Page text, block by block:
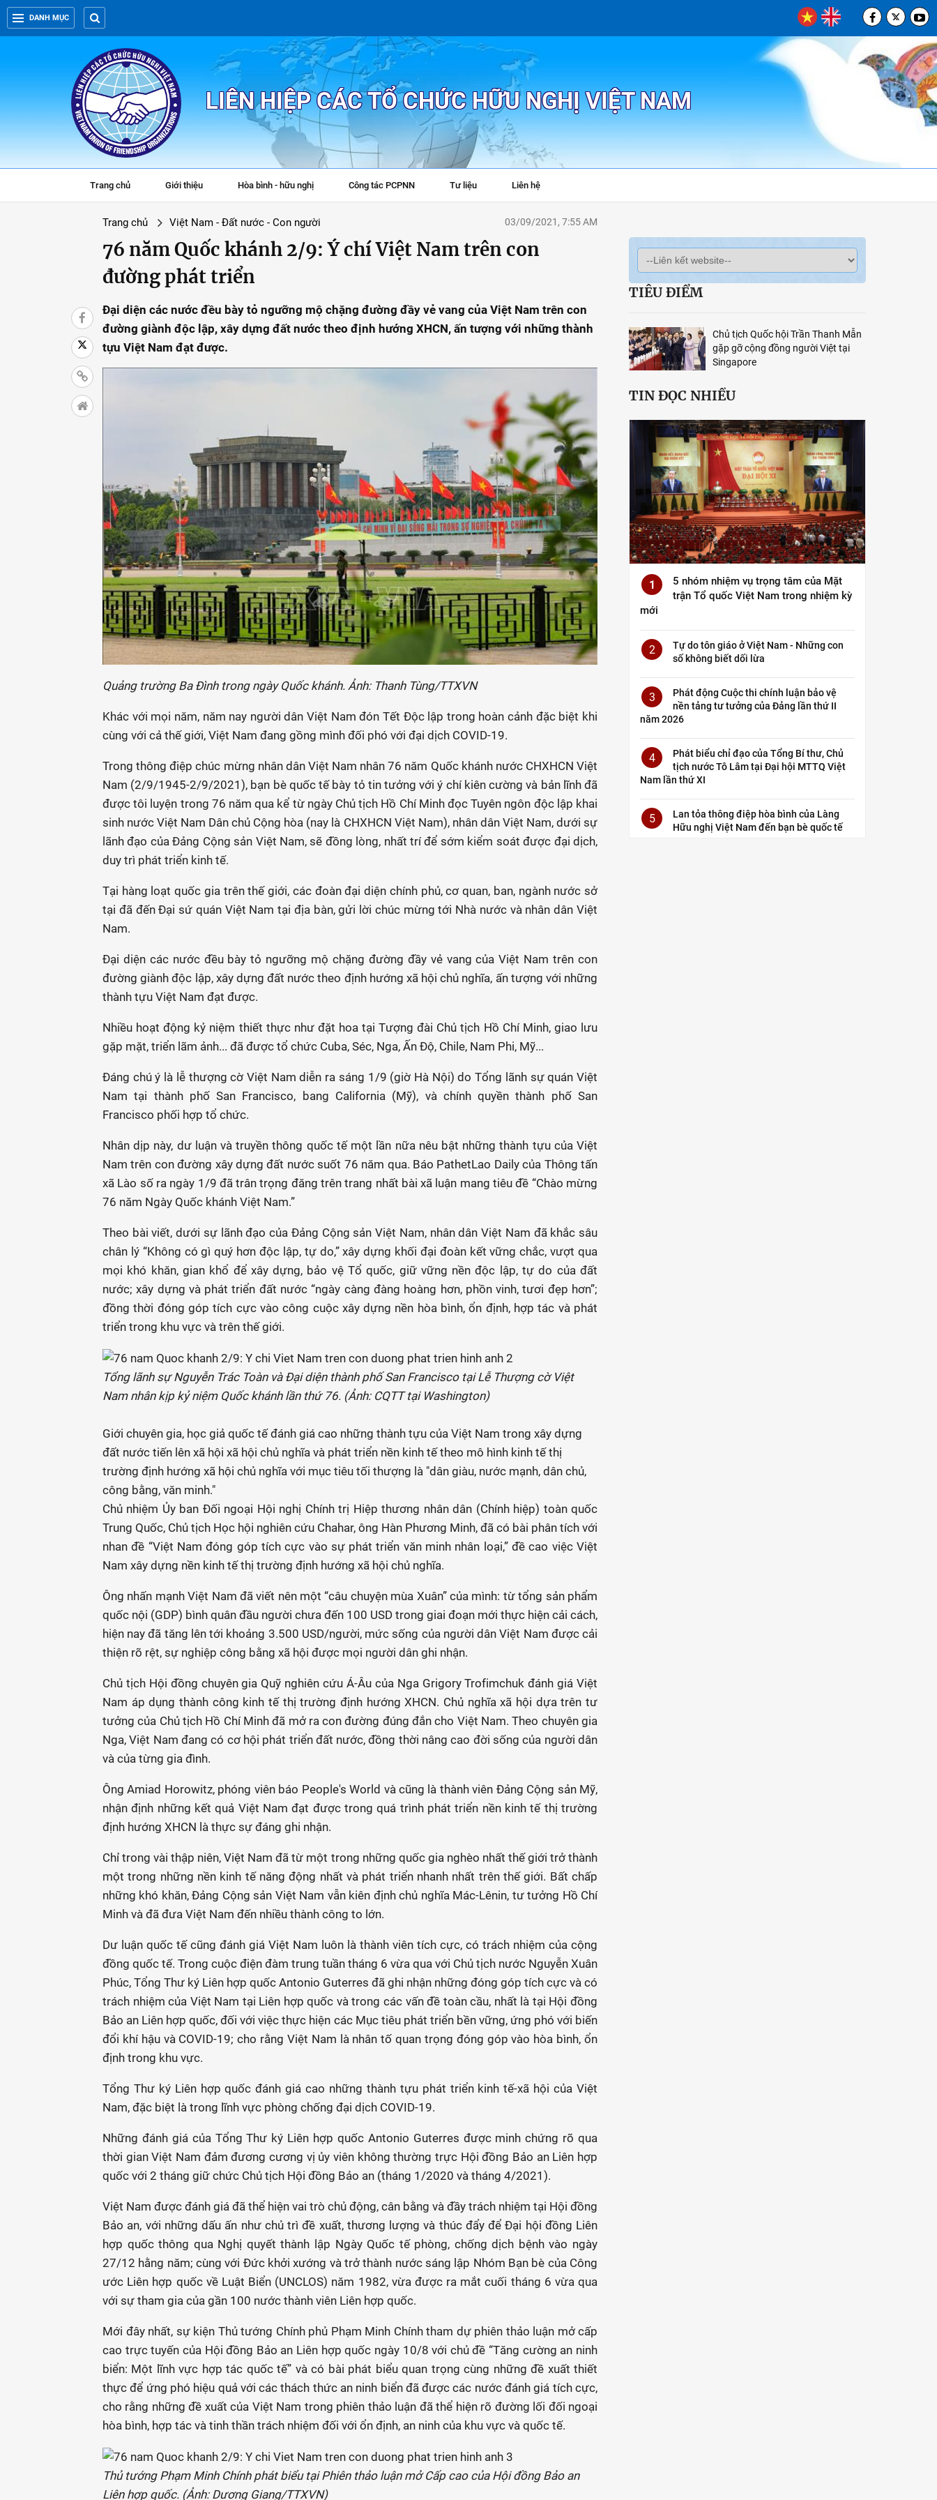
DANH MỤC
LIÊN HIỆP CÁC TỔ CHỨC HỮU NGHỊ VIỆT NAM
Trang chủ Giới thiệu Hòa bình - hữu nghị Công tác PCPNN Tư liệu Liên hệ
Trang chủ Việt Nam - Đất nước - Con người 03/09/2021, 7:55 AM
76 năm Quốc khánh 2/9: Ý chí Việt Nam trên con
đường phát triển
Đại diện các nước đều bày tỏ ngưỡng mộ chặng đường đầy vẻ vang của Việt Nam trên con
đường giành độc lập, xây dựng đất nước theo định hướng XHCN, ấn tượng với những thành
tựu Việt Nam đạt được.
Quảng trường Ba Đình trong ngày Quốc khánh. Ảnh: Thanh Tùng/TTXVN
Khác với mọi năm, năm nay người dân Việt Nam đón Tết Độc lập trong hoàn cảnh đặc biệt khi
cùng với cả thế giới, Việt Nam đang gồng mình đối phó với đại dịch COVID-19.
Trong thông điệp chúc mừng nhân dân Việt Nam nhân 76 năm Quốc khánh nước CHXHCN Việt
Nam (2/9/1945-2/9/2021), bạn bè quốc tế bày tỏ tin tưởng với ý chí kiên cường và bản lĩnh đã
được tôi luyện trong 76 năm qua kể từ ngày Chủ tịch Hồ Chí Minh đọcTuyên ngôn độc lập khai
sinh nước Việt Nam Dân chủ Cộng hòa (nay là CHXHCN Việt Nam), nhân dân Việt Nam, dưới sự
lãnh đạo của Đảng Cộng sản Việt Nam, sẽ đồng lòng, nhất trí để sớm kiểm soát được đại dịch,
duy trì phát triển kinh tế.
Tại hàng loạt quốc gia trên thế giới, các đoàn đại diện chính phủ, cơ quan, ban, ngành nước sở
tại đã đến Đại sứ quán Việt Nam tại địa bàn, gửi lời chúc mừng tới Nhà nước và nhân dân Việt
Nam.
Đại diện các nước đều bày tỏ ngưỡng mộ chặng đường đầy vẻ vang của Việt Nam trên con
đường giành độc lập, xây dựng đất nước theo định hướng xã hội chủ nghĩa, ấn tượng với những
thành tựu Việt Nam đạt được.
Nhiều hoạt động kỷ niệm thiết thực như đặt hoa tại Tượng đài Chủ tịch Hồ Chí Minh, giao lưu
gặp mặt, triển lãm ảnh... đã được tổ chức Cuba, Séc, Nga, Ấn Độ, Chile, Nam Phi, Mỹ...
Đáng chú ý là lễ thượng cờ Việt Nam diễn ra sáng 1/9 (giờ Hà Nội) do Tổng lãnh sự quán Việt
Nam tại thành phố San Francisco, bang California (Mỹ), và chính quyền thành phố San
Francisco phối hợp tổ chức.
Nhân dịp này, dư luận và truyền thông quốc tế một lần nữa nêu bật những thành tựu của Việt
Nam trên con đường xây dựng đất nước suốt 76 năm qua. Báo PathetLao Daily của Thông tấn
xã Lào số ra ngày 1/9 đã trân trọng đăng trên trang nhất bài xã luận mang tiêu đề “Chào mừng
76 năm Ngày Quốc khánh Việt Nam.”
Theo bài viết, dưới sự lãnh đạo của Đảng Cộng sản Việt Nam, nhân dân Việt Nam đã khắc sâu
chân lý “Không có gì quý hơn độc lập, tự do,” xây dựng khối đại đoàn kết vững chắc, vượt qua
mọi khó khăn, gian khổ để xây dựng, bảo vệ Tổ quốc, giữ vững nền độc lập, tự do của đất
nước; xây dựng và phát triển đất nước “ngày càng đàng hoàng hơn, phồn vinh, tươi đẹp hơn”;
đồng thời đóng góp tích cực vào công cuộc xây dựng nền hòa bình, ổn định, hợp tác và phát
triển trong khu vực và trên thế giới.
Tổng lãnh sự Nguyễn Trác Toàn và Đại diện thành phố San Francisco tại Lễ Thượng cờ Việt
Nam nhân kịp kỷ niệm Quốc khánh lần thứ 76. (Ảnh: CQTT tại Washington)
Giới chuyên gia, học giả quốc tế đánh giá cao những thành tựu của Việt Nam trong xây dựng
đất nước tiến lên xã hội xã hội chủ nghĩa và phát triển nền kinh tế theo mô hình kinh tế thị
trường định hướng xã hội chủ nghĩa với mục tiêu tối thượng là "dân giàu, nước mạnh, dân chủ,
công bằng, văn minh."
Chủ nhiệm Ủy ban Đối ngoại Hội nghị Chính trị Hiệp thương nhân dân (Chính hiệp) toàn quốc
Trung Quốc, Chủ tịch Học hội nghiên cứu Chahar, ông Hàn Phương Minh, đã có bài phân tích với
nhan đề “Việt Nam đóng góp tích cực vào sự phát triển văn minh nhân loại,” đề cao việc Việt
Nam xây dựng nền kinh tế thị trường định hướng xã hội chủ nghĩa.
Ông nhấn mạnh Việt Nam đã viết nên một “câu chuyện mùa Xuân” của mình: từ tổng sản phẩm
quốc nội (GDP) bình quân đầu người chưa đến 100 USD trong giai đoạn mới thực hiện cải cách,
hiện nay đã tăng lên tới khoảng 3.500 USD/người, mức sống của người dân Việt Nam được cải
thiện rõ rệt, sự nghiệp công bằng xã hội được mọi người dân ghi nhận.
Chủ tịch Hội đồng chuyên gia Quỹ nghiên cứu Á-Âu của Nga Grigory Trofimchuk đánh giá Việt
Nam áp dụng thành công kinh tế thị trường định hướng XHCN. Chủ nghĩa xã hội dựa trên tư
tưởng của Chủ tịch Hồ Chí Minh đã mở ra con đường đúng đắn cho Việt Nam. Theo chuyên gia
Nga, Việt Nam đang có cơ hội phát triển đất nước, đồng thời nâng cao đời sống của người dân
và của từng gia đình.
Ông Amiad Horowitz, phóng viên báo People's World và cũng là thành viên Đảng Cộng sản Mỹ,
nhận định những kết quả Việt Nam đạt được trong quá trình phát triển nền kinh tế thị trường
định hướng XHCN là thực sự đáng ghi nhận.
Chỉ trong vài thập niên, Việt Nam đã từ một trong những quốc gia nghèo nhất thế giới trở thành
một trong những nền kinh tế năng động nhất và phát triển nhanh nhất trên thế giới. Bất chấp
những khó khăn, Đảng Cộng sản Việt Nam vẫn kiên định chủ nghĩa Mác-Lênin, tư tưởng Hồ Chí
Minh và đã đưa Việt Nam đến nhiều thành công to lớn.
Dư luận quốc tế cũng đánh giá Việt Nam luôn là thành viên tích cực, có trách nhiệm của cộng
đồng quốc tế. Trong cuộc điện đàm trung tuần tháng 6 vừa qua với Chủ tịch nước Nguyễn Xuân
Phúc, Tổng Thư ký Liên hợp quốc Antonio Guterres đã ghi nhận những đóng góp tích cực và có
trách nhiệm của Việt Nam tại Liên hợp quốc và trong các vấn đề toàn cầu, nhất là tại Hội đồng
Bảo an Liên hợp quốc, đối với việc thực hiện các Mục tiêu phát triển bền vững, ứng phó với biến
đổi khí hậu và COVID-19; cho rằng Việt Nam là nhân tố quan trọng đóng góp vào hòa bình, ổn
định trong khu vực.
Tổng Thư ký Liên hợp quốc đánh giá cao những thành tựu phát triển kinh tế-xã hội của Việt
Nam, đặc biệt là trong lĩnh vực phòng chống đại dịch COVID-19.
Những đánh giá của Tổng Thư ký Liên hợp quốc Antonio Guterres được minh chứng rõ qua
thời gian Việt Nam đảm đương cương vị ủy viên không thường trực Hội đồng Bảo an Liên hợp
quốc với 2 tháng giữ chức Chủ tịch Hội đồng Bảo an (tháng 1/2020 và tháng 4/2021).
Việt Nam được đánh giá đã thể hiện vai trò chủ động, cân bằng và đầy trách nhiệm tại Hội đồng
Bảo an, với những dấu ấn như chủ trì đề xuất, thương lượng và thúc đẩy để Đại hội đồng Liên
hợp quốc thông qua Nghị quyết thành lập Ngày Quốc tế phòng, chống dịch bệnh vào ngày
27/12 hằng năm; cùng với Đức khởi xướng và trở thành nước sáng lập Nhóm Bạn bè của Công
ước Liên hợp quốc về Luật Biển (UNCLOS) năm 1982, vừa được ra mắt cuối tháng 6 vừa qua
với sự tham gia của gần 100 nước thành viên Liên hợp quốc.
Mới đây nhất, sự kiện Thủ tướng Chính phủ Phạm Minh Chính tham dự phiên thảo luận mở cấp
cao trực tuyến của Hội đồng Bảo an Liên hợp quốc ngày 10/8 với chủ đề “Tăng cường an ninh
biển: Một lĩnh vực hợp tác quốc tế” và có bài phát biểu quan trọng cùng những đề xuất thiết
thực để ứng phó hiệu quả với các thách thức an ninh biển đã được các nước đánh giá tích cực,
cho rằng những đề xuất của Việt Nam trong phiên thảo luận đã thể hiện rõ đường lối đối ngoại
hòa bình, hợp tác và tinh thần trách nhiệm đối với ổn định, an ninh của khu vực và quốc tế.
Thủ tướng Phạm Minh Chính phát biểu tại Phiên thảo luận mở Cấp cao của Hội đồng Bảo an
Liên hợp quốc. (Ảnh: Dương Giang/TTXVN)
TIÊU ĐIỂM
Chủ tịch Quốc hội Trần Thanh Mẫn
gặp gỡ cộng đồng người Việt tại
Singapore
TIN ĐỌC NHIỀU
1
5 nhóm nhiệm vụ trọng tâm của Mặt
trận Tổ quốc Việt Nam trong nhiệm kỳ
mới
2
Tự do tôn giáo ở Việt Nam - Những con
số không biết dối lừa
3
Phát động Cuộc thi chính luận bảo vệ
nền tảng tư tưởng của Đảng lần thứ II
năm 2026
4
Phát biểu chỉ đạo của Tổng Bí thư, Chủ
tịch nước Tô Lâm tại Đại hội MTTQ Việt
Nam lần thứ XI
5
Lan tỏa thông điệp hòa bình của Làng
Hữu nghị Việt Nam đến bạn bè quốc tế